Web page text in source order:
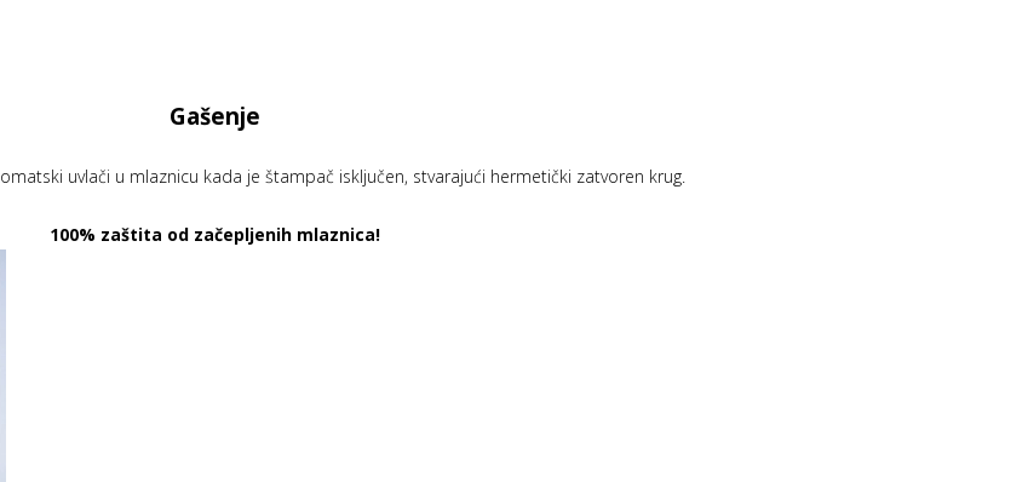
Gašenje
uvlači u mlaznicu kada je štampač isključen, stvarajući hermetički zatvoren krug.
100% zaštita od začepljenih mlaznica!